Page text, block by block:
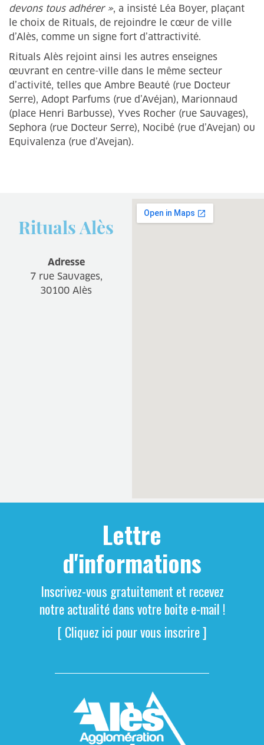
devons tous adhérer », a insisté Léa Boyer, plaçant
le choix de Rituals, de rejoindre le cœur de ville
d’Alès, comme un signe fort d’attractivité.
Rituals Alès rejoint ainsi les autres enseignes
œuvrant en centre-ville dans le même secteur
d’activité, telles que Ambre Beauté (rue Docteur
Serre), Adopt Parfums (rue d’Avéjan), Marionnaud
(place Henri Barbusse), Yves Rocher (rue Sauvages),
Sephora (rue Docteur Serre), Nocibé (rue d’Avejan) ou
Equivalenza (rue d’Avejan).
Rituals Alès
Adresse
7 rue Sauvages,
30100 Alès
Lettre
d'informations
Inscrivez-vous gratuitement et recevez
notre actualité dans votre boite e-mail !
[ Cliquez ici pour vous inscrire ]